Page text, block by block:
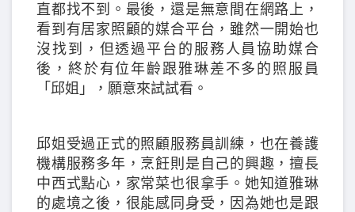
直都找不到。最後，還是無意間在網路上，
看到有居家照顧的媒合平台，雖然一開始也
沒找到，但透過平台的服務人員協助媒合
後，終於有位年齡跟雅琳差不多的照服員
「邱姐」，願意來試試看。
邱姐受過正式的照顧服務員訓練，也在養護
機構服務多年，烹飪則是自己的興趣，擅長
中西式點心，家常菜也很拿手。她知道雅琳
的處境之後，很能感同身受，因為她也是跟